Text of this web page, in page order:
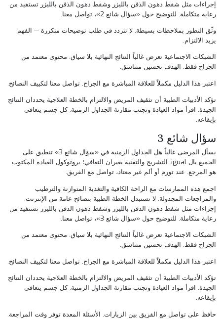
إجراءات مثل شفط دهون الذقن بالليزر وشفط دهون الذقن بالليزر تستفيد من
رعاية متكاملة. للتوضيح حول «سؤال شائع 2»،
تواصل معنا.
وثّق التطور بملاحظات بسيطة. لا تتردد في طلب توضيحات متكررة — الفهم
يزيد الالتزام.
الشبكات الاجتماعية تعرض غالباً النتائج النهائية بلا سياق. محتوى معتمد من
الجراح فقط. الهدف تحسين متناسق.
اعتبر هذا الدليل مكملاً للعلاقة المباشرة مع الجراح.تواصل معنا لتكييف النصائح.
تؤكد الأدبيات الطبية أن تثقيف المريض والالتزام بالخطة العلاجية يحددان النتائج
الجيدة. اقرأ مواد العيادة وتجنب مقارنة الجداول الزمنية. كل جسم يتعافى
بإيقاعه.
سؤال شائع 3
يسأل المرضى غالباً هل الجداول الزمنية في «سؤال شائع 3» تنطبق على
الجميع بال igual. التشريح والتقنية يغيران التعافي؛ بروتوكول العيادة المكتوب
هو المرجع. عند تورم أو ألم غير معتاد، تواصل مع الفريق.
اجمع هذه الممارسات مع الراحة الكافية والتغذية المتوازنة والترطيب
والمراجعات المجدولة. لا تستبدل الخطة الطبية بنصائح عامة من الإنترنت.
إجراءات مثل شفط دهون الذقن بالليزر وشفط دهون الذقن بالليزر تستفيد من
رعاية متكاملة. للتوضيح حول «سؤال شائع 3»،
تواصل معنا.
الشبكات الاجتماعية تعرض غالباً النتائج النهائية بلا سياق. محتوى معتمد من
الجراح فقط. الهدف تحسين متناسق.
اعتبر هذا الدليل مكملاً للعلاقة المباشرة مع الجراح.تواصل معنا لتكييف النصائح.
تؤكد الأدبيات الطبية أن تثقيف المريض والالتزام بالخطة العلاجية يحددان النتائج
الجيدة. اقرأ مواد العيادة وتجنب مقارنة الجداول الزمنية. كل جسم يتعافى
بإيقاعه.
حافظ على تواصل مع الفريق بين الزيارات. الأسئلة المعدة توفر وقت المراجعة.